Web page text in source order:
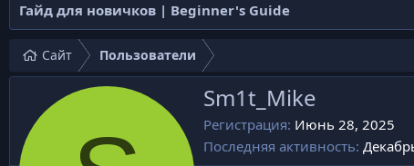
Гайд для новичков | Beginner's Guide
Сайт Пользователи
Sm1t_Mike
Регистрация Июнь 28, 2025
Последняя активность